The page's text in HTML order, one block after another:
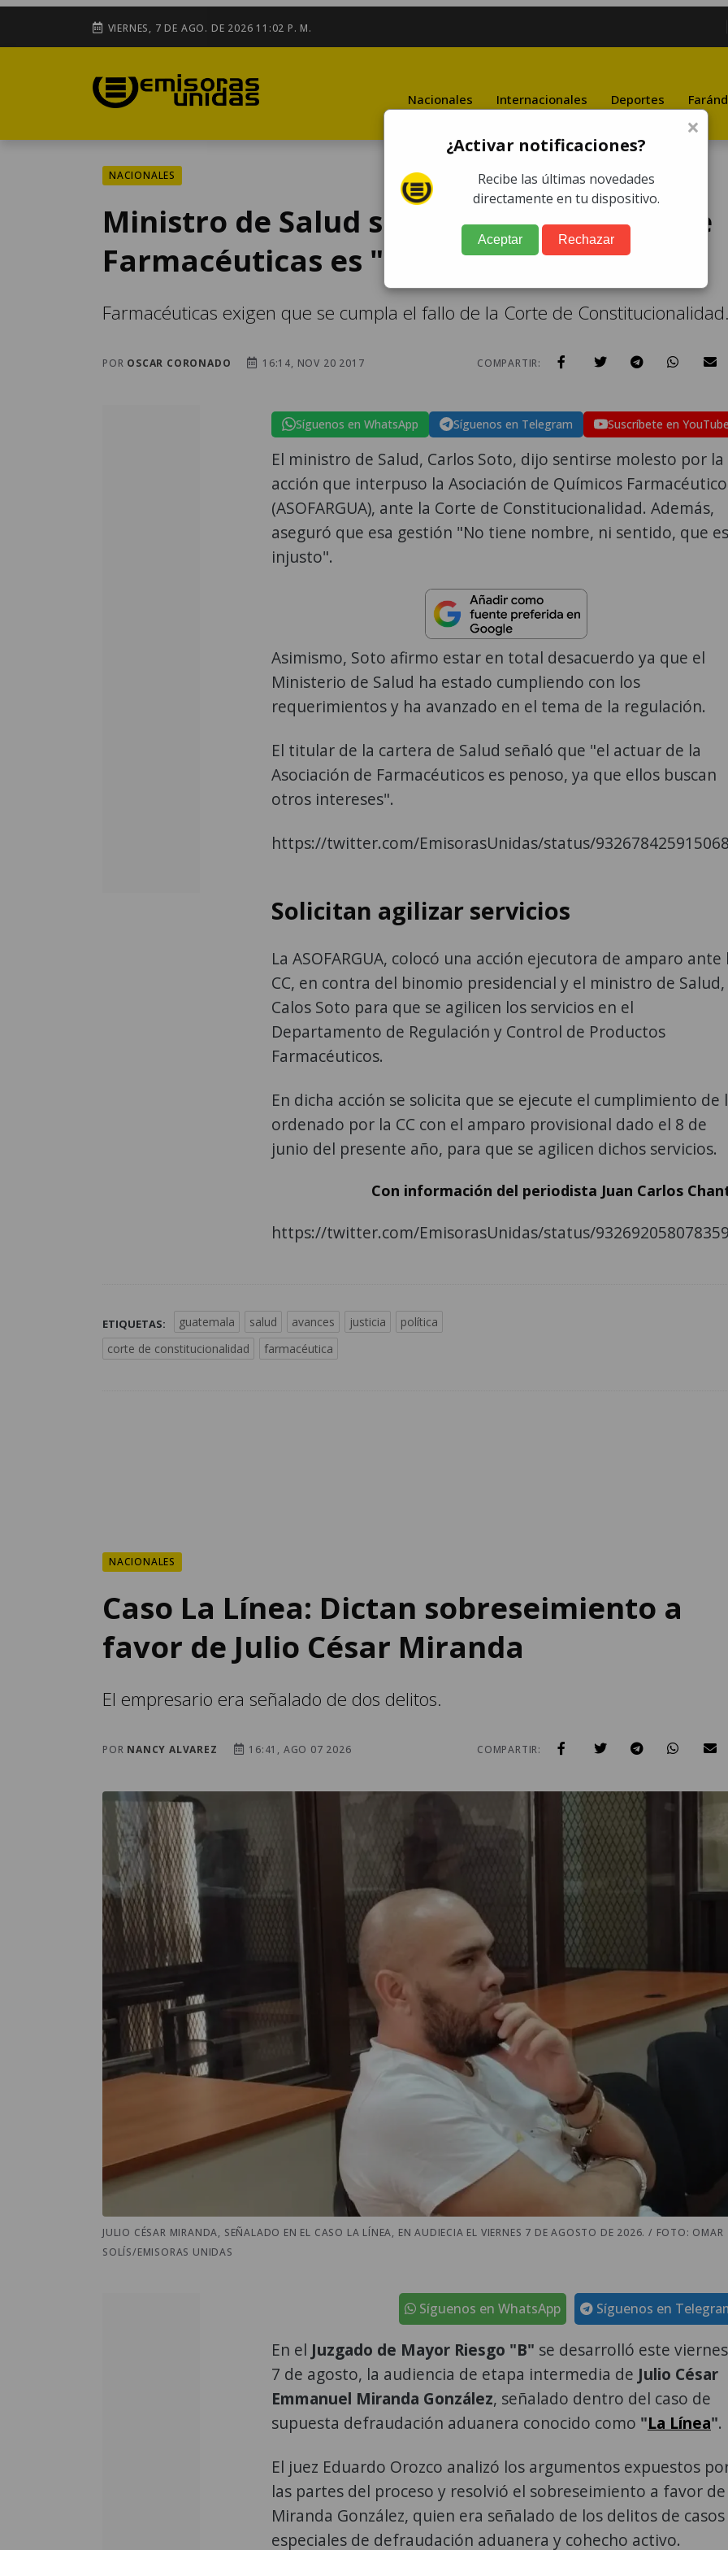
VIERNES, 7 DE AGO. DE 2026 11:02 P. M.
Nacionales Internacionales Deportes
NACIONALES
Ministro de Salud señala que la acción de
Farmacéuticas es "injusta"
Farmacéuticas exigen que se cumpla el fallo de la Corte de Constitucionalidad.
POR OSCAR CORONADO 16:14, NOV 20 2017 COMPARTIR:
Síguenos en WhatsApp Síguenos en Telegram Suscríbete en YouTube
El ministro de Salud, Carlos Soto, dijo sentirse molesto por la
acción que interpuso la Asociación de Químicos
(ASOFARGUA), ante la Corte de Constitucionalidad. Además,
aseguró que esa gestión "No tiene nombre, ni sentido, que es
injusto".
Asimismo, Soto afirmo estar en total desacuerdo ya que el
Ministerio de Salud ha estado cumpliendo con los
requerimientos y ha avanzado en el tema de la regulación.
El titular de la cartera de Salud señaló que "el actuar de la
Asociación de Farmacéuticos es penoso, ya que ellos buscan
otros intereses".
https://twitter.com/EmisorasUnidas/status/
Solicitan agilizar servicios
La ASOFARGUA, colocó una acción ejecutora de amparo ante
CC, en contra del binomio presidencial y el ministro de Salud,
Calos Soto para que se agilicen los servicios en el
Departamento de Regulación y Control de Productos
Farmacéuticos.
En dicha acción se solicita que se ejecute el cumplimiento de
ordenado por la CC con el amparo provisional dado el 8 de
junio del presente año, para que se agilicen dichos servicios.
Con información del periodista Juan Carlos
https://twitter.com/EmisorasUnidas/status/
ETIQUETAS: guatemala salud avances justicia
política
corte de constitucionalidad
farmacéutica
NACIONALES
Caso La Línea: Dictan sobreseimiento a
favor de Julio César Miranda
El empresario era señalado de dos delitos.
POR NANCY ALVAREZ 16:41, AGO 07 2026 COMPARTIR:
JULIO CÉSAR MIRANDA, SEÑALADO EN EL CASO LA LÍNEA, EN AUDIECIA EL VIERNES 7 DE AGOSTO DE 2026. / FOTO: OMAR
SOLÍS/EMISORAS UNIDAS
Síguenos en
Síguenos en WhatsApp
En el Juzgado de Mayor Riesgo "B" se desarrolló este
7 de agosto, la audiencia de etapa intermedia de Julio César
Emmanuel Miranda González, señalado dentro del caso de
supuesta defraudación aduanera conocido como "La Línea".
El juez Eduardo Orozco analizó los argumentos expuestos
las partes del proceso y resolvió el sobreseimiento a favor de
Miranda González, quien era señalado de los delitos de casos
especiales de defraudación aduanera y cohecho activo.
×
¿Activar notificaciones?
Recibe las últimas novedades
directamente en tu dispositivo.
Aceptar Rechazar